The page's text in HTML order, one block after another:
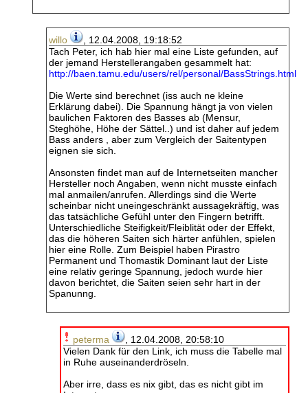
willo
, 12.04.2008, 19:18:52
Tach Peter, ich hab hier mal eine Liste gefunden, auf
der jemand Herstellerangaben gesammelt hat:
http://baen.tamu.edu/users/rel/personal/BassStrings.html
Die Werte sind berechnet (iss auch ne kleine
Erklärung dabei). Die Spannung hängt ja von vielen
baulichen Faktoren des Basses ab (Mensur,
Steghöhe, Höhe der Sättel..) und ist daher auf jedem
Bass anders , aber zum Vergleich der Saitentypen
eignen sie sich.
Ansonsten findet man auf de Internetseiten mancher
Hersteller noch Angaben, wenn nicht musste einfach
mal anmailen/anrufen. Allerdings sind die Werte
scheinbar nicht uneingeschränkt aussagekräftig, was
das tatsächliche Gefühl unter den Fingern betrifft.
Unterschiedliche Steifigkeit/Fleiblität oder der Effekt,
das die höheren Saiten sich härter anfühlen, spielen
hier eine Rolle. Zum Beispiel haben Pirastro
Permanent und Thomastik Dominant laut der Liste
eine relativ geringe Spannung, jedoch wurde hier
davon berichtet, die Saiten seien sehr hart in der
Spanunng.
peterma
, 12.04.2008, 20:58:10
Vielen Dank für den Link, ich muss die Tabelle mal
in Ruhe auseinanderdröseln.
Aber irre, dass es nix gibt, das es nicht gibt im